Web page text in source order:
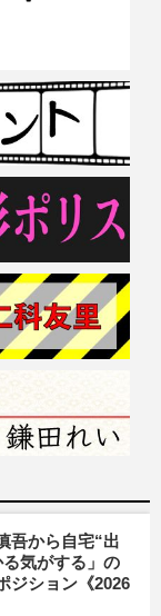
吾から自宅“出
気がする」の
ジション《2026